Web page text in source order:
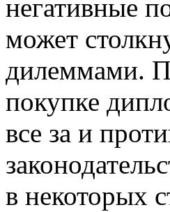
негативные
может
дилеммами.
покупке
все за и
в некоторых